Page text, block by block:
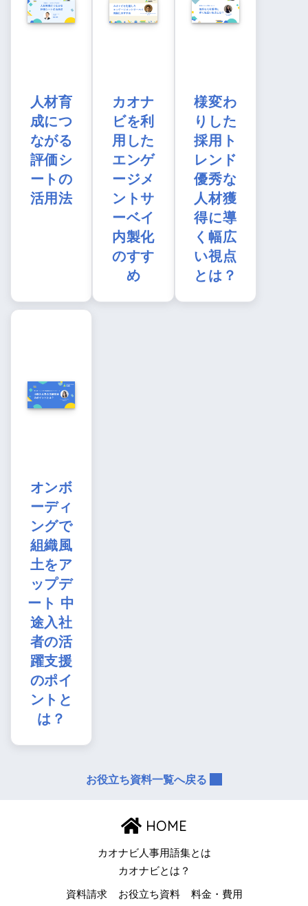
人材育
成につ
ながる
評価シ
ートの
活用法
カオナ
ビを利
用した
エンゲ
ージメ
ントサ
ーベイ
内製化
のすす
め
様変わ
りした
採用ト
レンド
優秀な
人材獲
得に導
く幅広
い視点
とは？
オンボ
ーディ
ングで
組織風
土をア
ップデ
ート 中
途入社
者の活
躍支援
のポイ
ントと
は？
お役立ち資料一覧へ戻る
HOME
カオナビ人事用語集とは
カオナビとは？
資料請求 お役立ち資料 料金・費用